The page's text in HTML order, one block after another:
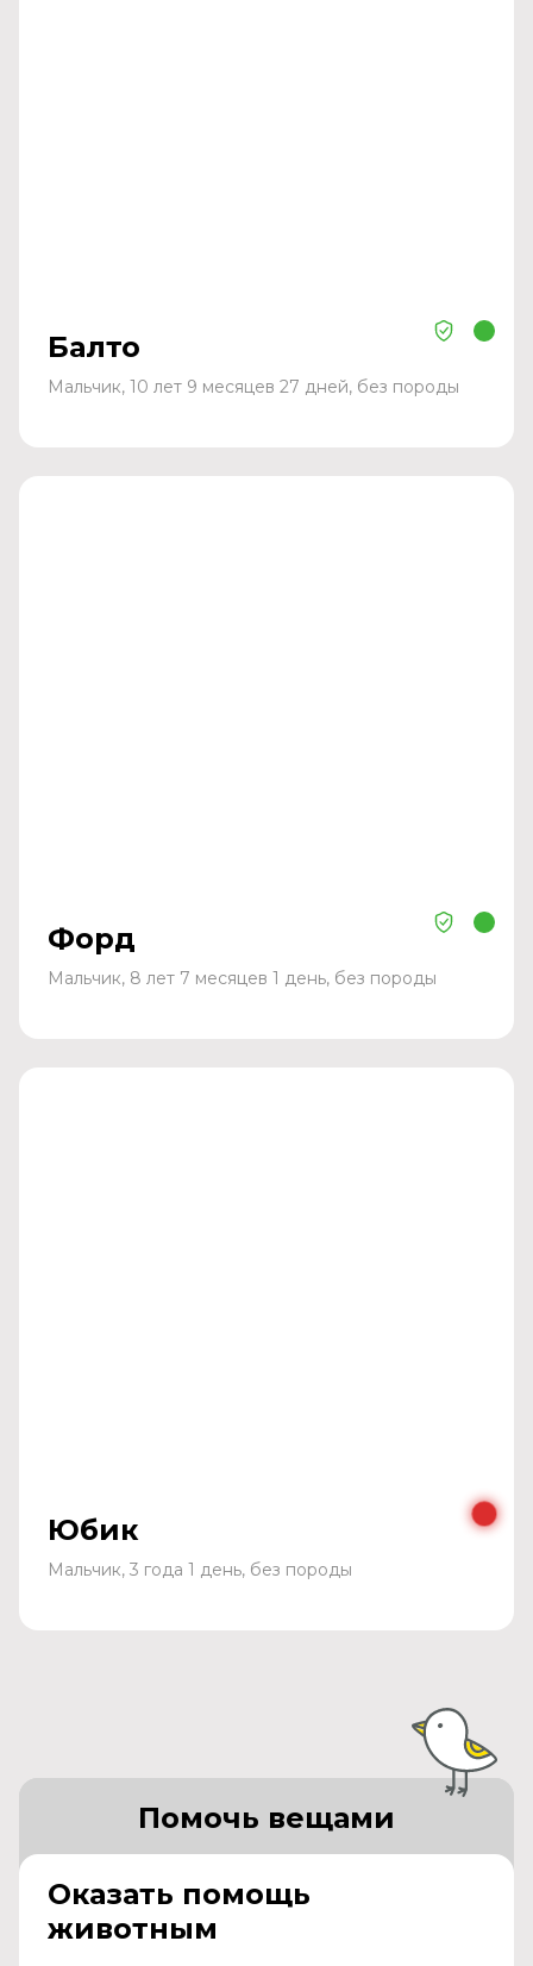
Балто
Мальчик, 10 лет 9 месяцев 27 дней, без породы
Форд
Мальчик, 8 лет 7 месяцев 1 день, без породы
Юбик
Мальчик, 3 года 1 день, без породы
Оказать помощь
животным
Помочь вещами